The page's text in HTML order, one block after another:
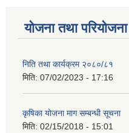
योजना तथा परियोजना
निति तथा कार्यक्रम २०८०/८१
मिति: 07/02/2023 - 17:16
कृषिका योजना माग सम्बन्धी सूचना
मिति: 02/15/2018 - 15:01